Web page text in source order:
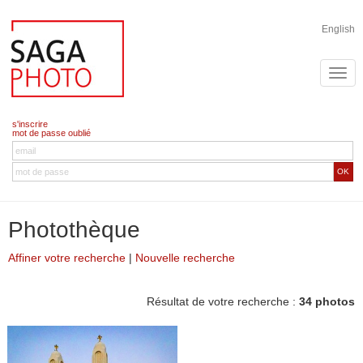
English
s'inscrire
mot de passe oublié
OK
Photothèque
Affiner votre recherche | Nouvelle recherche
Résultat de votre recherche : 34 photos